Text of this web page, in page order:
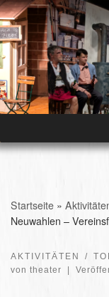
Skip to content
Startseite »
Neuwahlen –
AKTIVITÄTEN
von theater |